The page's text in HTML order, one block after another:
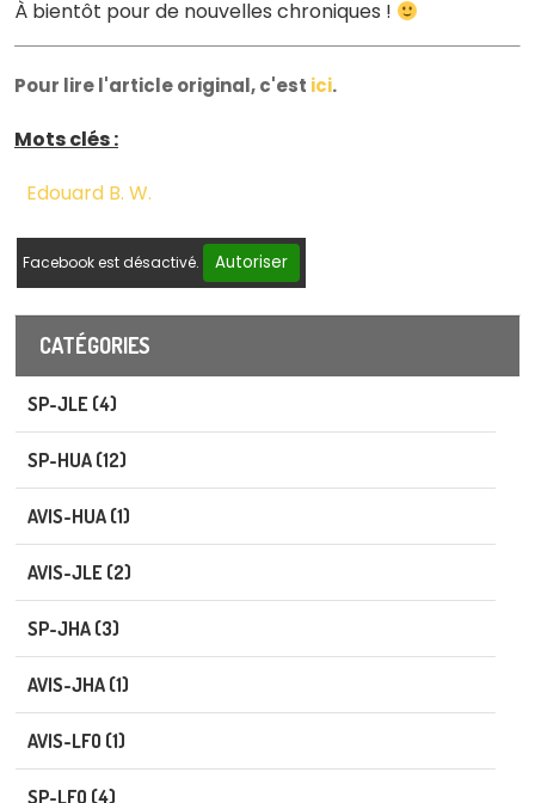
À bientôt pour de nouvelles chroniques !
Pour lire l'article original, c'est ici.
Mots clés :
Edouard B. W.
Facebook est désactivé. Autoriser
CATÉGORIES
SP-JLE (4)
SP-HUA (12)
AVIS-HUA (1)
AVIS-JLE (2)
SP-JHA (3)
AVIS-JHA (1)
AVIS-LFO (1)
SP-LFO (4)